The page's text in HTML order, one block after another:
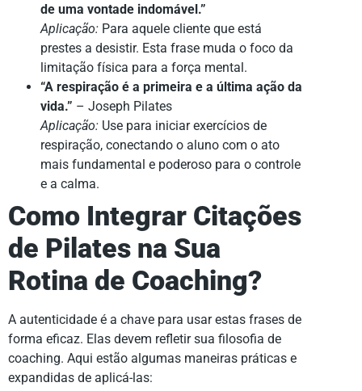
de uma vontade indomável.”
Aplicação: Para aquele cliente que está
prestes a desistir. Esta frase muda o foco da
limitação física para a força mental.
“A respiração é a primeira e a última ação da
vida.” – Joseph Pilates
Aplicação: Use para iniciar exercícios de
respiração, conectando o aluno com o ato
mais fundamental e poderoso para o controle
e a calma.
Como Integrar Citações
de Pilates na Sua
Rotina de Coaching?
A autenticidade é a chave para usar estas frases de
forma eficaz. Elas devem refletir sua filosofia de
coaching. Aqui estão algumas maneiras práticas e
expandidas de aplicá-las: